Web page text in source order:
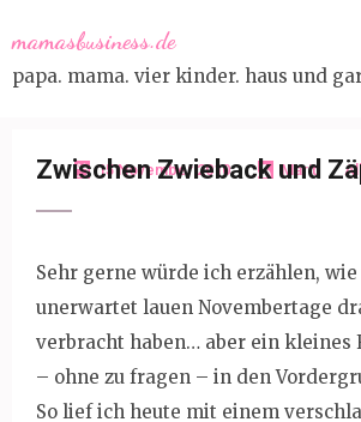
to
content
Enter)
mamasbusiness.de
papa. mama. vier kinder. haus und
15 November 2010 Marit
Zwischen Zwieback und
Sehr gerne würde ich erzählen,
unerwartet lauen Novembertage
verbracht haben… aber ein kleines
– ohne zu fragen – in den
So lief ich heute mit einem